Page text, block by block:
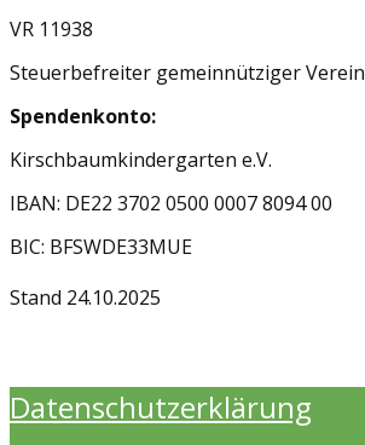
VR 11938
Steuerbefreiter gemeinnütziger Verein
Spendenkonto:
Kirschbaumkindergarten e.V.
IBAN: DE22 3702 0500 0007 8094 00
BIC: BFSWDE33MUE
Stand 24.10.2025
Datenschutzerklärung